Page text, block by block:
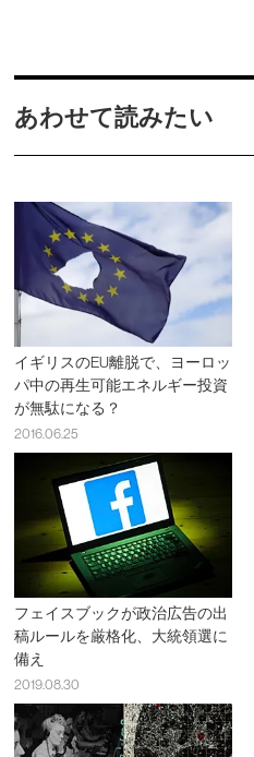
あわせて読みたい
イギリスのEU離脱で、ヨーロッ
パ中の再生可能エネルギー投資
が無駄になる？
2016.06.25
フェイスブックが政治広告の出
稿ルールを厳格化、大統領選に
備え
2019.08.30